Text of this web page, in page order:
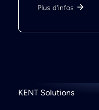
Plus d'infos
KENT Solutions